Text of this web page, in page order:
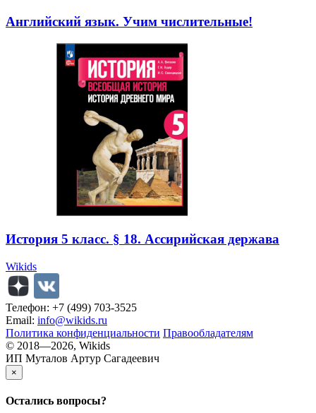
Английский язык. Учим числительные!
История 5 класс. § 18. Ассирийская держава
Wikids
Телефон: +7 (499) 703-3525
Email: info@wikids.ru
Политика конфиденциальности Правообладателям
© 2018—2026, Wikids
ИП Муталов Артур Сагадеевич
×
Остались вопросы?